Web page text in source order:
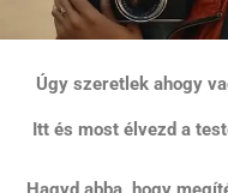
Úgy szeretlek ahogy
Itt és most élvezd a